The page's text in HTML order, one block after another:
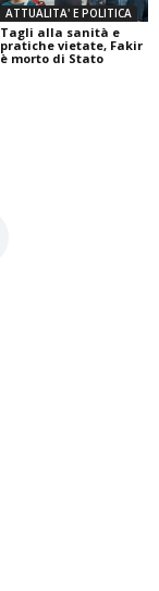
ATTUALITA' E POLITICA
Tagli alla sanità e
pratiche vietate, Fakir
è morto di Stato